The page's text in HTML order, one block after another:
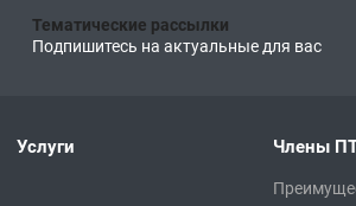
Тематические рассылки
Подпишитесь на актуальные для вас
Услуги Члены